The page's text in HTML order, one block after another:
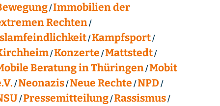
Immobilien der
Rechten
Kampfsport
Konzerte Mattstedt
Beratung in Thüringen Mobit
Neonazis Neue Rechte NPD
Pressemitteilung Rassismus